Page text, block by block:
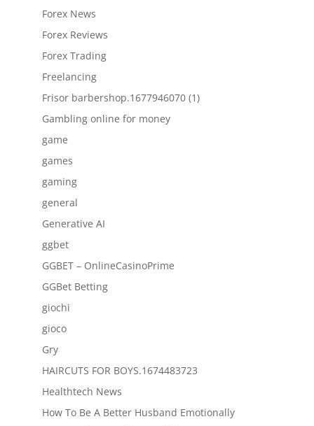
Forex News
Forex Reviews
Forex Trading
Freelancing
Frisor barbershop.1677946070 (1)
Gambling online for money
game
games
gaming
general
Generative AI
ggbet
GGBET – OnlineCasinoPrime
GGBet Betting
giochi
gioco
Gry
HAIRCUTS FOR BOYS.1674483723
Healthtech News
How To Be A Better Husband Emotionally